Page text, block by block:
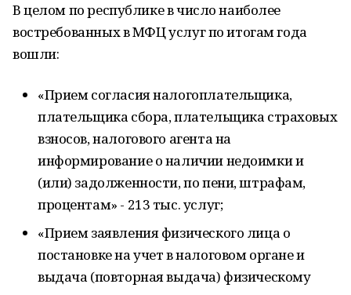
В целом по республике в число наиболее
востребованных в МФЦ услуг по итогам года
вошли:
«Прием согласия налогоплательщика,
плательщика сбора, плательщика страховых
взносов, налогового агента на
информирование о наличии недоимки и
(или) задолженности, по пени, штрафам,
процентам» - 213 тыс. услуг;
«Прием заявления физического лица о
постановке на учет в налоговом органе и
выдача (повторная выдача) физическому